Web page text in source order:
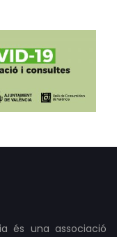
és una associació